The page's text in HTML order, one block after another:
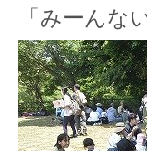
「みーんな